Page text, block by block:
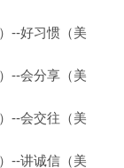
--好习惯（美
--会分享（美
--会交往（美
--讲诚信（美